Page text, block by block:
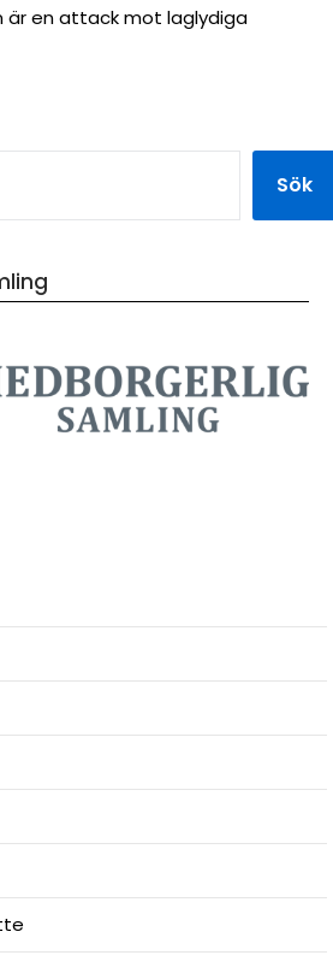
är en attack mot laglydiga
Sök